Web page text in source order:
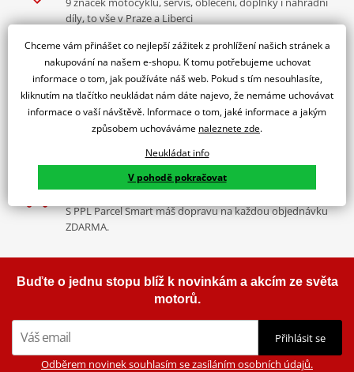
1 889 Kč 560 Kč
Vlastnosti:
čtyřkolky, downhill, freeride a bikros
odolná plastová konstrukce
polstrování z měkké biopěny
zapínání pomocí nastavitelných pásků na suchý zip
silikonový potisk na biopěně
Jak se změřit
Co když mi to nebude
Výrobce
FOX
pánské,
Barva
díly, to vše v Praze a Liberci
Více než 30 let zkušeností
Za řídítky motorek, v servisu i prodeji moto vybavení
Nadstandardní služby
Registrace motorky, předváděcí jízdy zdarma, výměna zboží
Výbava? Servis? Sleva? Ty volíš, jakou odměnu chceš!
Doprava zdarma
S PPL Parcel Smart máš dopravu na každou objednávku
ZDARMA.
Buďte o jednu stopu blíž k novinkám a akcím ze světa
motorů.
Přihlásit se
Odběrem novinek souhlasím se zasíláním osobních údajů.
Chceme vám přinášet co nejlepší zážitek z prohlížení našich stránek a
nakupování na našem e-shopu. K tomu potřebujeme uchovat
informace o tom, jak používáte náš web. Pokud s tím nesouhlasíte,
kliknutím na tlačítko neukládat nám dáte najevo, že nemáme uchovávat
informace o vaší návštěvě. Informace o tom, jaké informace a jakým
způsobem uchováváme naleznete zde.
Neukládat info
V pohodě pokračovat